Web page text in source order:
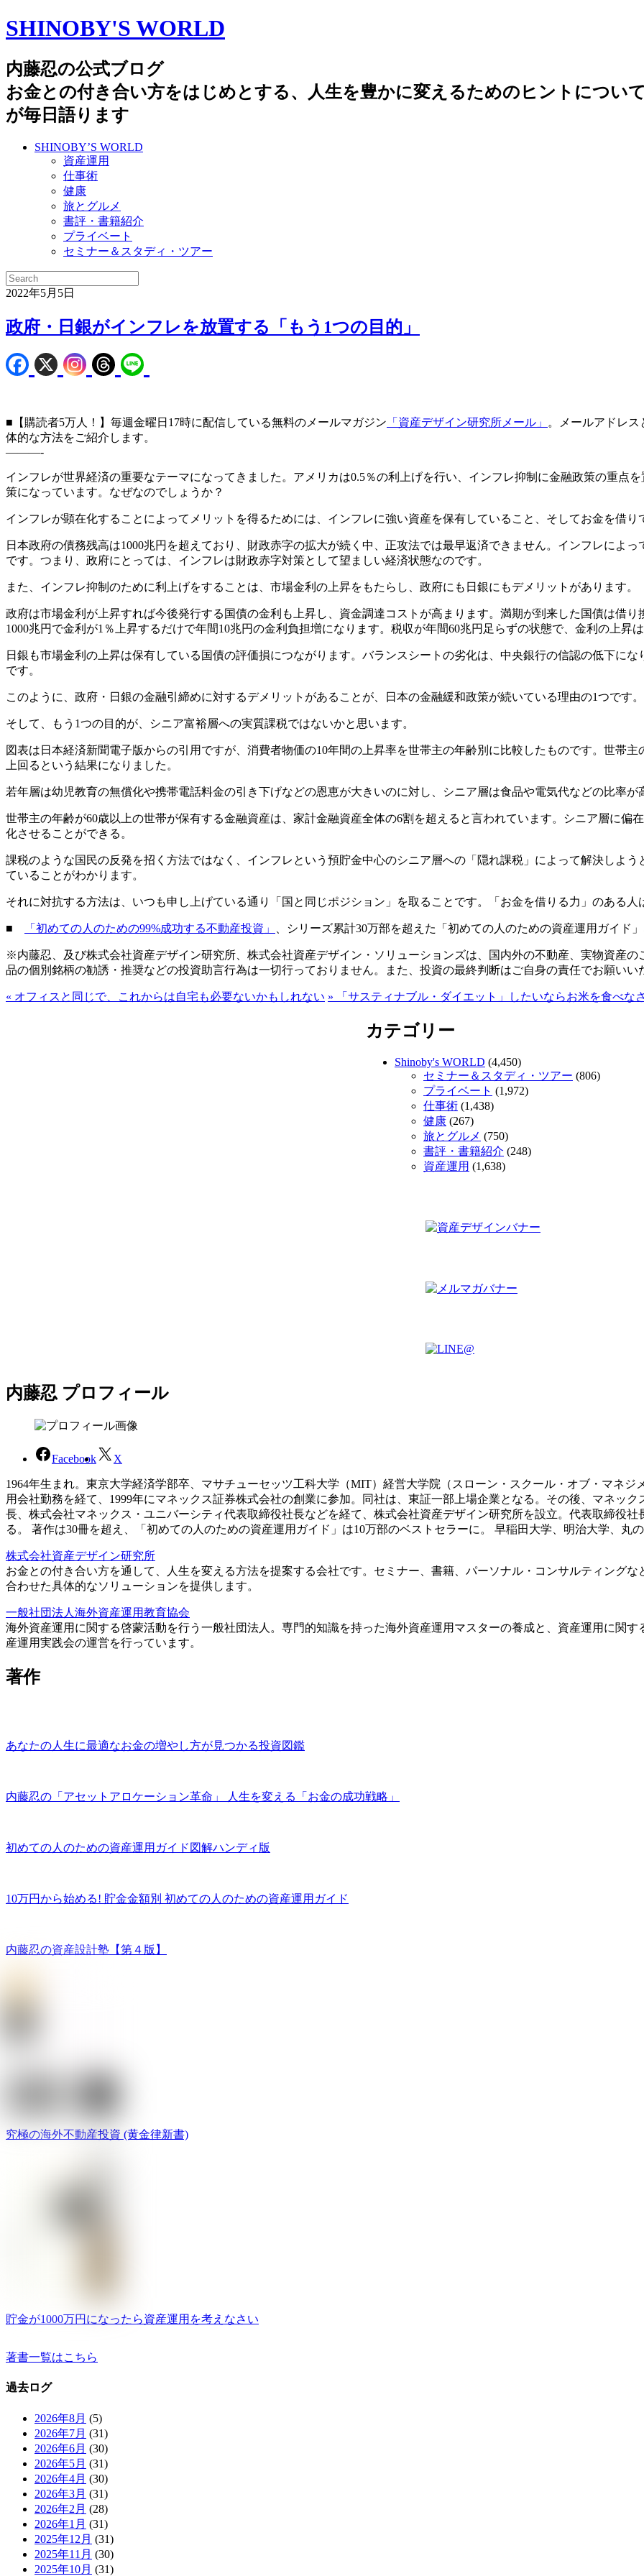
SHINOBY'S WORLD
内藤忍の公式ブログ
お金との付き合い方をはじめとする、人生を豊かに変えるためのヒントについ
が毎日語ります
SHINOBY’S WORLD
資産運用
仕事術
健康
旅とグルメ
書評・書籍紹介
プライベート
セミナー＆スタディ・ツアー
2022年5月5日
政府・日銀がインフレを放置する「もう1つの目的」
■【購読者5万人！】毎週金曜日17時に配信している無料のメールマガジン 「資産デザイン研究所メール」
。メールアドレ
体的な方法をご紹介します。
———-
インフレが世界経済の重要なテーマになってきました。アメリカは0.5％の利上げを行い、インフレ抑制に金融政策の重点
策になっています。なぜなのでしょうか？
インフレが顕在化することによってメリットを得るためには、インフレに強い資産を保有していること、そしてお金を借り
日本政府の債務残高は1000兆円を超えており、財政赤字の拡大が続く中、正攻法では最早返済できません。インフレによ
です。つまり、政府にとっては、インフレは財政赤字対策として望ましい経済状態なのです。
また、インフレ抑制のために利上げをすることは、市場金利の上昇をもたらし、政府にも日銀にもデメリットがあります。
政府は市場金利が上昇すれば今後発行する国債の金利も上昇し、資金調達コストが高まります。満期が到来した国債は借り
1000兆円で金利が1％上昇するだけで年間10兆円の金利負担増になります。税収が年間60兆円足らずの状態で、金利の上昇
日銀も市場金利の上昇は保有している国債の評価損につながります。バランスシートの劣化は、中央銀行の信認の低下に
です。
このように、政府・日銀の金融引締めに対するデメリットがあることが、日本の金融緩和政策が続いている理由の1つです。
そして、もう1つの目的が、シニア富裕層への実質課税ではないかと思います。
図表は日本経済新聞電子版からの引用ですが、消費者物価の10年間の上昇率を世帯主の年齢別に比較したものです。世帯主
上回るという結果になりました。
若年層は幼児教育の無償化や携帯電話料金の引き下げなどの恩恵が大きいのに対し、シニア層は食品や電気代などの比率が
世帯主の年齢が60歳以上の世帯が保有する金融資産は、家計金融資産全体の6割を超えると言われています。シニア層に偏
化させることができる。
課税のような国民の反発を招く方法ではなく、インフレという預貯金中心のシニア層への「隠れ課税」によって解決しよ
ていることがわかります。
それに対抗する方法は、いつも申し上げている通り「国と同じポジション」を取ることです。「お金を借りる力」のある人
■ 「初めての人のための99%成功する不動産投資」 、シリーズ累計30万部を超えた「初めての人のための資産運用ガイド
※内藤忍、及び株式会社資産デザイン研究所、株式会社資産デザイン・ソリューションズは、国内外の不動産、実物資産
品の個別銘柄の勧誘・推奨などの投資助言行為は一切行っておりません。また、投資の最終判断はご自身の責任でお願いい
« オフィスと同じで、これからは自宅も必要ないかもしれない » 「サスティナブル・ダイエット」したいならお米を食べな
カテゴリー
Shinoby's WORLD (4,450)
セミナー＆スタディ・ツアー (806)
プライベート (1,972)
仕事術 (1,438)
健康 (267)
旅とグルメ (750)
書評・書籍紹介 (248)
資産運用 (1,638)
内藤忍 プロフィール
Facebook X
1964年生まれ。東京大学経済学部卒、マサチューセッツ工科大学（MIT）経営大学院（スローン・スクール・オブ・マネ
用会社勤務を経て、1999年にマネックス証券株式会社の創業に参加。同社は、東証一部上場企業となる。その後、マネッ
長、株式会社マネックス・ユニバーシティ代表取締役社長などを経て、株式会社資産デザイン研究所を設立。代表取締役
る。 著作は30冊を超え、「初めての人のための資産運用ガイド」は10万部のベストセラーに。 早稲田大学、明治大学、丸
株式会社資産デザイン研究所
お金との付き合い方を通して、人生を変える方法を提案する会社です。セミナー、書籍、パーソナル・コンサルティング
合わせた具体的なソリューションを提供します。
一般社団法人海外資産運用教育協会
海外資産運用に関する啓蒙活動を行う一般社団法人。専門的知識を持った海外資産運用マスターの養成と、資産運用に関
産運用実践会の運営を行っています。
著作
あなたの人生に最適なお金の増やし方が見つかる投資図鑑
内藤忍の「アセットアロケーション革命」 人生を変える「お金の成功戦略」
初めての人のための資産運用ガイド図解ハンディ版
10万円から始める! 貯金金額別 初めての人のための資産運用ガイド
内藤忍の資産設計塾【第４版】
究極の海外不動産投資 (黄金律新書)
貯金が1000万円になったら資産運用を考えなさい
著書一覧はこちら
過去ログ
2026年8月 (5)
2026年7月 (31)
2026年6月 (30)
2026年5月 (31)
2026年4月 (30)
2026年3月 (31)
2026年2月 (28)
2026年1月 (31)
2025年12月 (31)
2025年11月 (30)
2025年10月 (31)